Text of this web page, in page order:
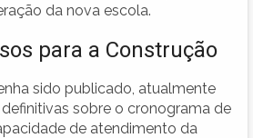
da nova escola.
para a Construção
sido publicado, atualmente
sobre o cronograma de
de atendimento da